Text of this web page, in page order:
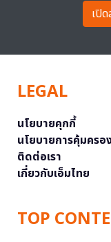
เปิ
LEGAL
นโยบายคุกกี้
นโยบายการคุ้มคร
ติดต่อเรา
เกี่ยวกับเอ็มไทย
TOP